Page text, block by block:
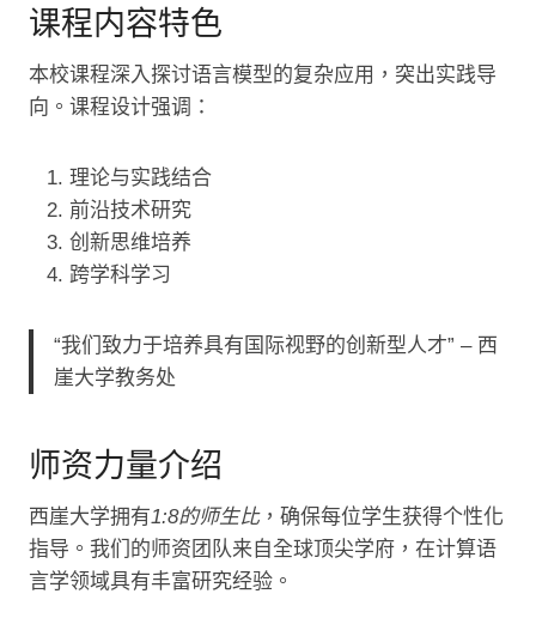
课程内容特色
本校课程深入探讨语言模型的复杂应用，突出实践导
向。课程设计强调：
理论与实践结合
前沿技术研究
创新思维培养
跨学科学习
“我们致力于培养具有国际视野的创新型人才” – 西
崖大学教务处
师资力量介绍
西崖大学拥有1:8的师生比，确保每位学生获得个性化
指导。我们的师资团队来自全球顶尖学府，在计算语
言学领域具有丰富研究经验。